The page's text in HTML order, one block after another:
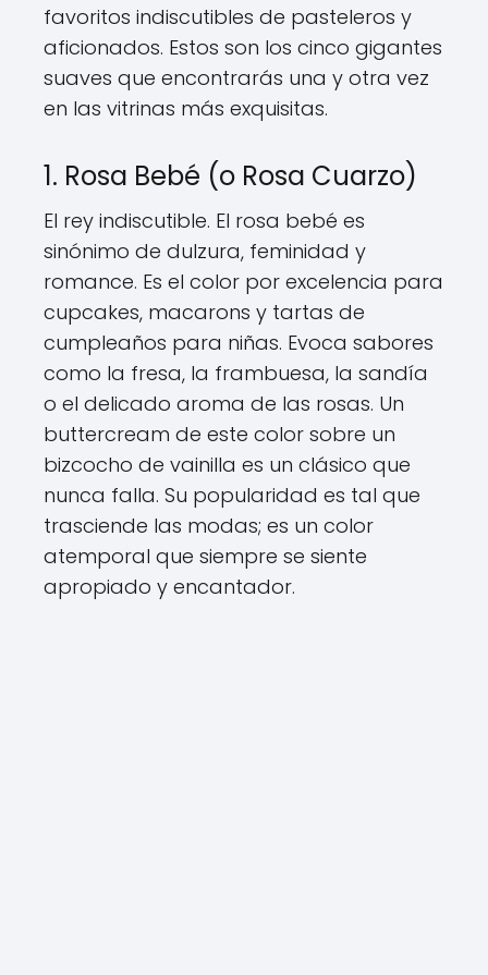
favoritos indiscutibles de pasteleros y
aficionados. Estos son los cinco gigantes
suaves que encontrarás una y otra vez
en las vitrinas más exquisitas.
1. Rosa Bebé (o Rosa Cuarzo)
El rey indiscutible. El rosa bebé es
sinónimo de dulzura, feminidad y
romance. Es el color por excelencia para
cupcakes, macarons y tartas de
cumpleaños para niñas. Evoca sabores
como la fresa, la frambuesa, la sandía
o el delicado aroma de las rosas. Un
buttercream de este color sobre un
bizcocho de vainilla es un clásico que
nunca falla. Su popularidad es tal que
trasciende las modas; es un color
atemporal que siempre se siente
apropiado y encantador.